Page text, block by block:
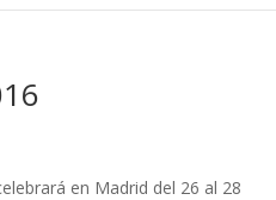
en Madrid del 26 al 28